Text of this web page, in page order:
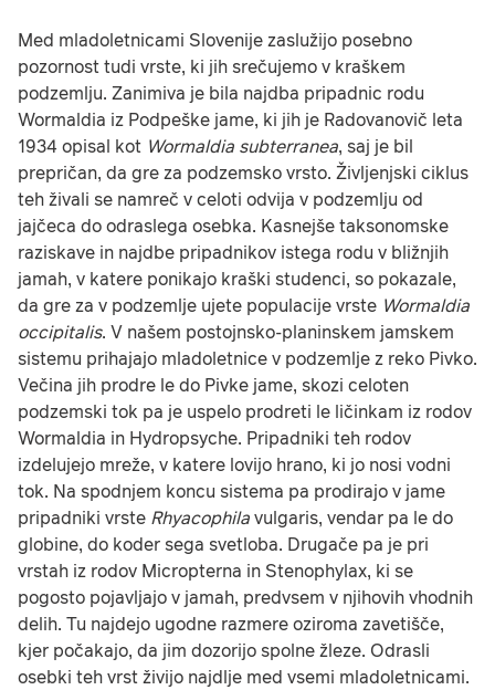
Med mladoletnicami Slovenije zaslužijo posebno
pozornost tudi vrste, ki jih srečujemo v kraškem
podzemlju. Zanimiva je bila najdba pripadnic rodu
Wormaldia iz Podpeške jame, ki jih je Radovanovič leta
1934 opisal kot Wormaldia subterranea, saj je bil
prepričan, da gre za podzemsko vrsto. Življenjski ciklus
teh živali se namreč v celoti odvija v podzemlju od
jajčeca do odraslega osebka. Kasnejše taksonomske
raziskave in najdbe pripadnikov istega rodu v bližnjih
jamah, v katere ponikajo kraški studenci, so pokazale,
da gre za v podzemlje ujete populacije vrste Wormaldia
occipitalis. V našem postojnsko-planinskem jamskem
sistemu prihajajo mladoletnice v podzemlje z reko Pivko.
Večina jih prodre le do Pivke jame, skozi celoten
podzemski tok pa je uspelo prodreti le ličinkam iz rodov
Wormaldia in Hydropsyche. Pripadniki teh rodov
izdelujejo mreže, v katere lovijo hrano, ki jo nosi vodni
tok. Na spodnjem koncu sistema pa prodirajo v jame
pripadniki vrste Rhyacophilavulgaris, vendar pa le do
globine, do koder sega svetloba. Drugače pa je pri
vrstah iz rodov Micropterna in Stenophylax, ki se
pogosto pojavljajo v jamah, predvsem v njihovih vhodnih
delih. Tu najdejo ugodne razmere oziroma zavetišče,
kjer počakajo, da jim dozorijo spolne žleze. Odrasli
osebki teh vrst živijo najdlje med vsemi mladoletnicami.